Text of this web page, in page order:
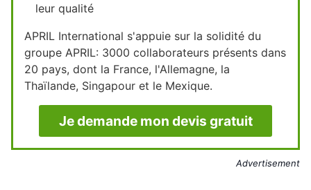
leur qualité
APRIL International s'appuie sur la solidité du
groupe APRIL: 3000 collaborateurs présents dans
20 pays, dont la France, l'Allemagne, la
Thaïlande, Singapour et le Mexique.
Je demande mon devis gratuit
Advertisement